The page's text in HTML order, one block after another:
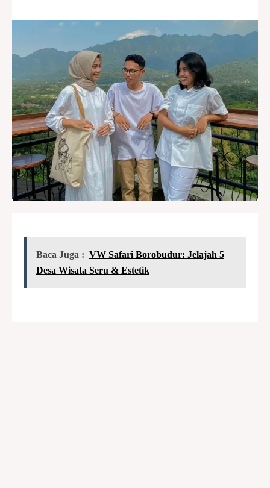
Baca Juga : VW Safari Borobudur: Jelajah 5
Desa Wisata Seru & Estetik